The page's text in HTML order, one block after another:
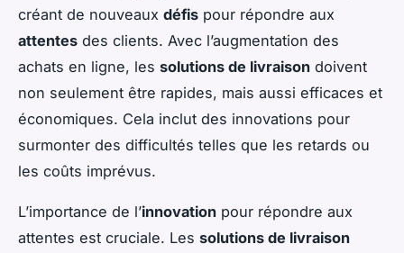
créant de nouveaux défis pour répondre aux
attentes des clients. Avec l’augmentation des
achats en ligne, les solutions de livraison doivent
non seulement être rapides, mais aussi efficaces et
économiques. Cela inclut des innovations pour
surmonter des difficultés telles que les retards ou
les coûts imprévus.
L’importance de l’innovation pour répondre aux
attentes est cruciale. Les solutions de livraison